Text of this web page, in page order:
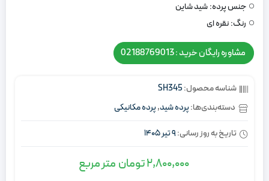
جنس پرده:شید شاین
رنگ:نقره ای
مشاوره رایگان خرید : 02188769013
شناسه محصول:SH345
دسته‌بندی‌ها:پرده شید,پرده مکانیکی
تاریخ به روز رسانی:9 تیر 1405
2,800,000تومان متر مربع